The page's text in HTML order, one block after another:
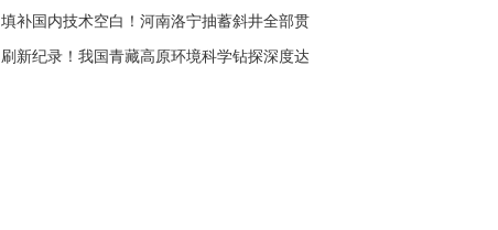
填补国内技术空白！河南洛宁抽蓄斜井全部贯通
刷新纪录！我国青藏高原环境科学钻探深度达750米